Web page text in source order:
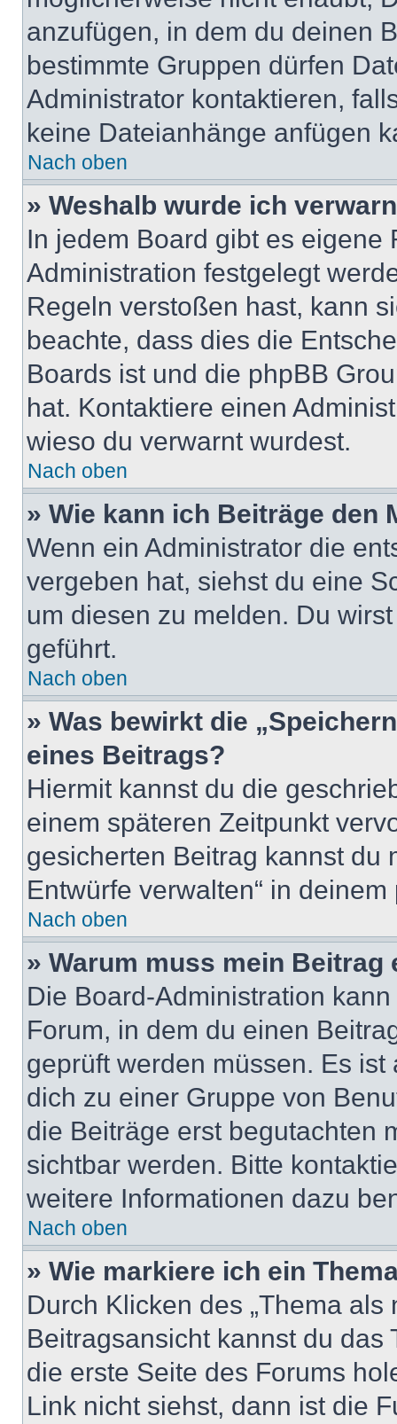
anzufügen, in dem du deinen
bestimmte Gruppen dürfen
Administrator kontaktieren,
keine Dateianhänge anfügen
Nach oben
» Weshalb wurde ich
In jedem Board gibt es
Administration festgelegt
Regeln verstoßen hast, kann
beachte, dass dies die
Boards ist und die phpBB
hat. Kontaktiere einen
wieso du verwarnt wurdest.
Nach oben
» Wie kann ich Beiträge den
Wenn ein Administrator die
vergeben hat, siehst du eine
um diesen zu melden. Du
geführt.
Nach oben
» Was bewirkt die
eines Beitrags?
Hiermit kannst du die
einem späteren Zeitpunkt
gesicherten Beitrag kannst du
Entwürfe verwalten“ in
Nach oben
» Warum muss mein
Die Board-Administration
Forum, in dem du einen
geprüft werden müssen. Es
dich zu einer Gruppe von
die Beiträge erst begutachten
sichtbar werden. Bitte
weitere Informationen dazu
Nach oben
» Wie markiere ich ein
Durch Klicken des „Thema
Beitragsansicht kannst du
die erste Seite des Forums
Link nicht siehst, dann ist die